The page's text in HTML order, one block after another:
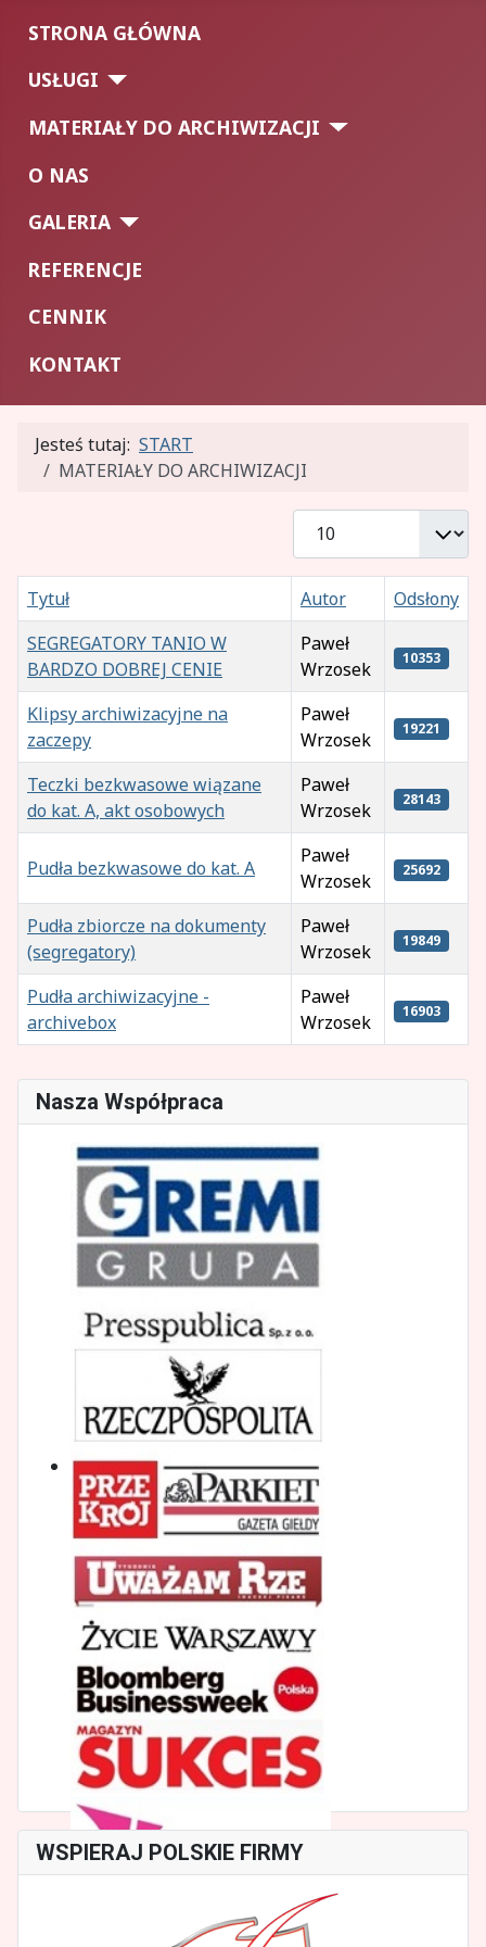
STRONA GŁÓWNA
USŁUGI
MATERIAŁY DO ARCHIWIZACJI
O NAS
GALERIA
REFERENCJE
CENNIK
KONTAKT
Jesteś tutaj: START
MATERIAŁY DO ARCHIWIZACJI
Pokaż #
Tytuł Autor
Odsłony
SEGREGATORY TANIO W
BARDZO DOBREJ CENIE
Paweł
Wrzosek
10353
Klipsy archiwizacyjne na
zaczepy
Paweł
Wrzosek
19221
Teczki bezkwasowe wiązane
do kat. A, akt osobowych
Paweł
Wrzosek
28143
Pudła bezkwasowe do kat. A
Paweł
Wrzosek
25692
Pudła zbiorcze na dokumenty
(segregatory)
Paweł
Wrzosek
19849
Pudła archiwizacyjne -
archivebox
Paweł
Wrzosek
16903
Nasza Współpraca
WSPIERAJ POLSKIE FIRMY